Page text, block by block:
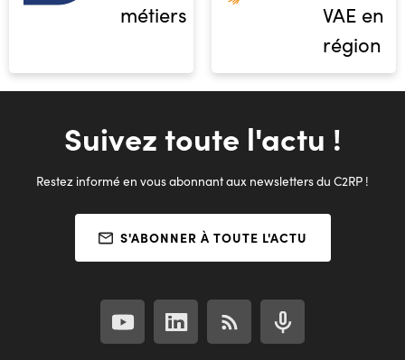
métiers
VAE en
région
Suivez toute l'actu !
Restez informé en vous abonnant aux newsletters du C2RP !
S'ABONNER À TOUTE L'ACTU